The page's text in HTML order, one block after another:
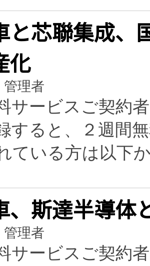
と芯聯集成、
化
管理者
サービスご契約
すると、２週間
ている方は以下
、斯達半導体
管理者
サービスご契約